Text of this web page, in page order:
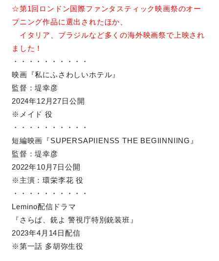
☆第1回ロンドン国際ファンタスティック映画祭のオー
プニング作品に選出されたほか、
イタリア、ブラジルなど多くの海外映画祭で上映され
ました！
・・・・・・・・・・
映画『私にふさわしいホテル』
監督：堤幸彦
2024年12月27日公開
※メイド 役
・・・・・・・・・・
短編映画『SUPERSAPIIENSS THE BEGIINNIING』
監督：堤幸彦
2022年10月7日公開
※主演：環栄李花 役
・・・・・・・・・・
Lemino配信ドラマ
『さらば、銃よ 警視庁特別銃装班』
2023年4月14日配信
※第一話 多胡弥生役